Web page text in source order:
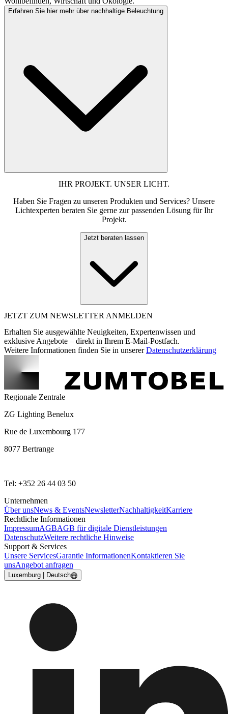
Erfahren Sie hier mehr über nachhaltige Beleuchtung
IHR PROJEKT. UNSER LICHT.
Haben Sie Fragen zu unseren Produkten und Services? Unsere
Lichtexperten beraten Sie gerne zur passenden Lösung für Ihr
Projekt.
Jetzt beraten lassen
JETZT ZUM NEWSLETTER ANMELDEN
Erhalten Sie ausgewählte Neuigkeiten, Expertenwissen und
exklusive Angebote – direkt in Ihrem E-Mail-Postfach.
Weitere Informationen finden Sie in unsererDatenschutzerklärung
Regionale Zentrale
ZG Lighting Benelux
Rue de Luxembourg 177
8077 Bertrange
Tel: +352 26 44 03 50
Unternehmen
Über unsNews & EventsNewsletterNachhaltigkeitKarriere
Rechtliche Informationen
ImpressumAGBAGB für digitale Dienstleistungen
DatenschutzWeitere rechtliche Hinweise
Support & Services
Unsere ServicesGarantie InformationenKontaktieren Sie
unsAngebot anfragen
Luxemburg | Deutsch